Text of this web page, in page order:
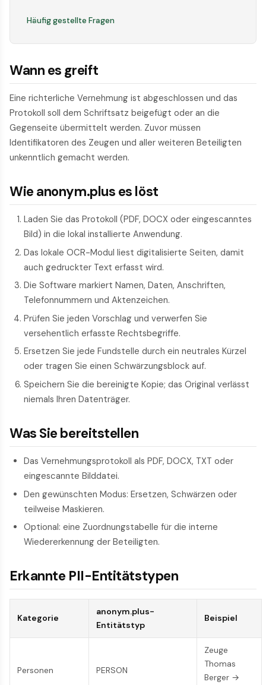
Häufig gestellte Fragen
Wann es greift
Eine richterliche Vernehmung ist abgeschlossen und das
Protokoll soll dem Schriftsatz beigefügt oder an die
Gegenseite übermittelt werden. Zuvor müssen
Identifikatoren des Zeugen und aller weiteren Beteiligten
unkenntlich gemacht werden.
Wie anonym.plus es löst
Laden Sie das Protokoll (PDF, DOCX oder eingescanntes
Bild) in die lokal installierte Anwendung.
Das lokale OCR-Modul liest digitalisierte Seiten, damit
auch gedruckter Text erfasst wird.
Die Software markiert Namen, Daten, Anschriften,
Telefonnummern und Aktenzeichen.
Prüfen Sie jeden Vorschlag und verwerfen Sie
versehentlich erfasste Rechtsbegriffe.
Ersetzen Sie jede Fundstelle durch ein neutrales Kürzel
oder tragen Sie einen Schwärzungsblock auf.
Speichern Sie die bereinigte Kopie; das Original verlässt
niemals Ihren Datenträger.
Was Sie bereitstellen
Das Vernehmungsprotokoll als PDF, DOCX, TXT oder
eingescannte Bilddatei.
Den gewünschten Modus: Ersetzen, Schwärzen oder
teilweise Maskieren.
Optional: eine Zuordnungstabelle für die interne
Wiedererkennung der Beteiligten.
Erkannte PII-Entitätstypen
Kategorie
anonym.plus-
Entitätstyp
Beispiel
Personen PERSON
Zeuge
Thomas
Berger →